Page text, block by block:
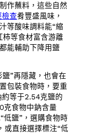
制作蘸料，這些自然
檢查肴豐盛風味，
等酸味調料能“縮
柿等食材富含游離
能輔助下降用鹽
”再隱藏，也會在
包裝食物時，要重
約等于2.54克鹽的
克食物中鈉含量
低鹽”，選購食物時
或直接選擇標注“低